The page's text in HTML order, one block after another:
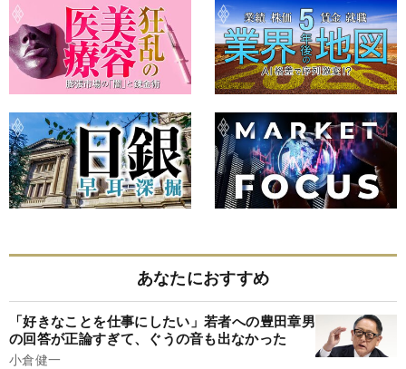
あなたにおすすめ
「好きなことを仕事にしたい」若者への豊田章男
の回答が正論すぎて、ぐうの音も出なかった
小倉健一